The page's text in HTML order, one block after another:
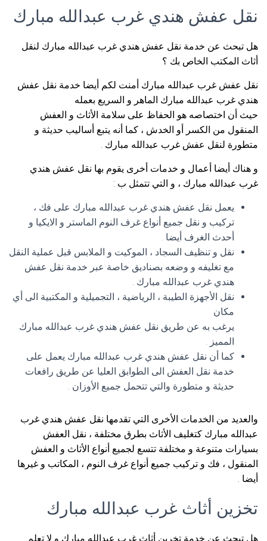
نقل عفش هندي غرب عبدالله مبارك
هل تبحث عن خدمة نقل عفش هندي غرب عبدالله مبارك لنقل
أثاث المكتب الخاص بك ؟
نقل عفش غرب عبدالله مبارك أمنت لكم أيضا خدمة نقل عفش
هندي غرب عبدالله مبارك الماهر و السريع بعمله
حيث أن اختصاصه هو الحفاظ على سلامة الأثاث و العفش
المنقول من الكسر أو الخدش ، كما أنه يتبع أساليب حديثة و
متطورة لنقل عفش غرب عبدالله مبارك .
و هناك أيضا أعمال و خدمات أخرى يقوم بها نقل عفش هندي
غرب عبدالله مبارك ، و التي تتمثل ب :
يعمل نقل عفش هندي غرب عبدالله مبارك على فك ،
تركيب و نقل جميع أنواع غرف النوم الماستر و الايكيا و
أحدث الغرف أيضا .
نقل و تنظيف السجاد ، الموكيت و الملابس قبل عملية النقل
مع تغليفه و وضعه بصناديق خاصة عبر خدمة نقل عفش
هندي غرب عبدالله مبارك .
نقل الأجهزة الطيبة ، الرياضية ، التجميلية و المكتبية الى أي
مكان
يرغب به عن طريق نقل عفش هندي غرب عبدالله مبارك
المميز .
كما أن نقل عفش هندي غرب عبدالله مبارك يعمل على
خدمة نقل العفش الى الطوابق العليا عن طريق رافعات
حديثة و متطورة والتي تتحمل جميع الأوزان .
والعديد من الخدمات الأخرى التي تقدمها نقل عفش هندي غرب
عبدالله مبارك كتغليف الأثاث بطرق مختلفة ، نقل العفش
بسيارات متنوعة و مختلفة تتسع لجميع أنواع الأثاث و العفش
المنقول ، فك و تركيب جميع أنواع غرف النوم ، المكاتب و غيرها
أيضا .
تخزين أثاث غرب عبدالله مبارك
هل تبحث عن خدمة تخرين أثاث غرب عبدالله مبارك و لا تعلم